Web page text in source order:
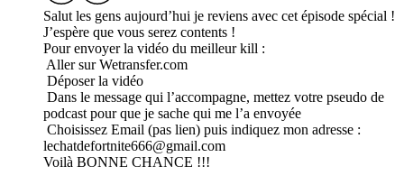
Salut les gens aujourd’hui je reviens avec cet épisode spécial !
J’espère que vous serez contents !
Pour envoyer la vidéo du meilleur kill :
​ Aller sur Wetransfer.com
​ Déposer la vidéo
​ Dans le message qui l’accompagne, mettez votre pseudo de
podcast pour que je sache qui me l’a envoyée
​ Choisissez Email (pas lien) puis indiquez mon adresse :
lechatdefortnite666@gmail.com
Voilà BONNE CHANCE !!!